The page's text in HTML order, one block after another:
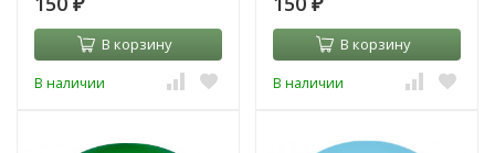
₽
В корзину
В наличии
₽
В корзину
В наличии